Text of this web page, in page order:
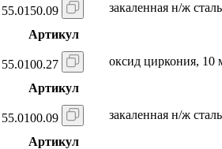
55.0150.09 закаленная н/ж
Артикул
55.0100.27 оксид циркония, 10
Артикул
55.0100.09 закаленная н/ж
Артикул